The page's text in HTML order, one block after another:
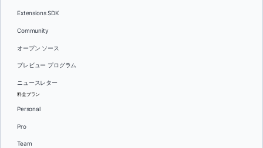
Extensions SDK
Community
オープン ソース
プレビュー プログラム
ニュースレター
料金プラン
Personal
Pro
Team